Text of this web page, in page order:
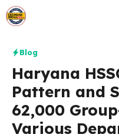
Skip
to
Blog
Haryana
Pattern and
62,000
Various